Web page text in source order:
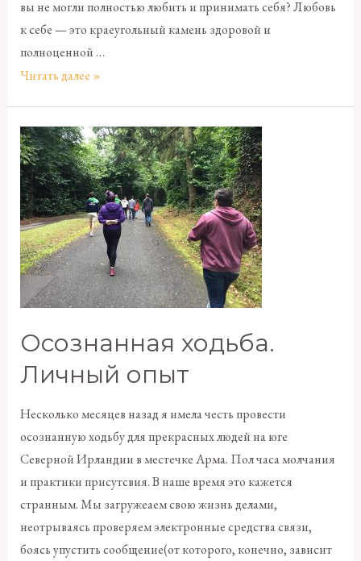
вы не могли полностью любить и принимать себя? Любовь
к себе — это краеугольный камень здоровой и
полноценной …
Читать далее »
Осознанная ходьба.
Личный опыт
Несколько месяцев назад я имела честь провести
осознанную ходьбу для прекрасных людей на юге
Северной Ирландии в местечке Арма. Пол часа молчания
и практики присутсвия. В наше время это кажется
странным. Мы загружеаем свою жизнь делами,
неотрываясь проверяем электронные средства связи,
боясь упустить сообщение(от которого, конечно, зависит